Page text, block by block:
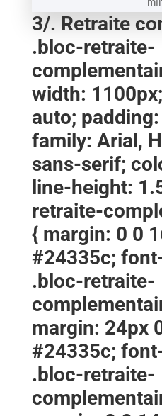
3/. Retraite
.bloc-retraite-
width:
auto;
family: Arial,
sans-serif;
line-height:
retraite-
{ margin: 0 0
#24335c;
.bloc-retraite-
margin: 24px
#24335c;
.bloc-retraite-